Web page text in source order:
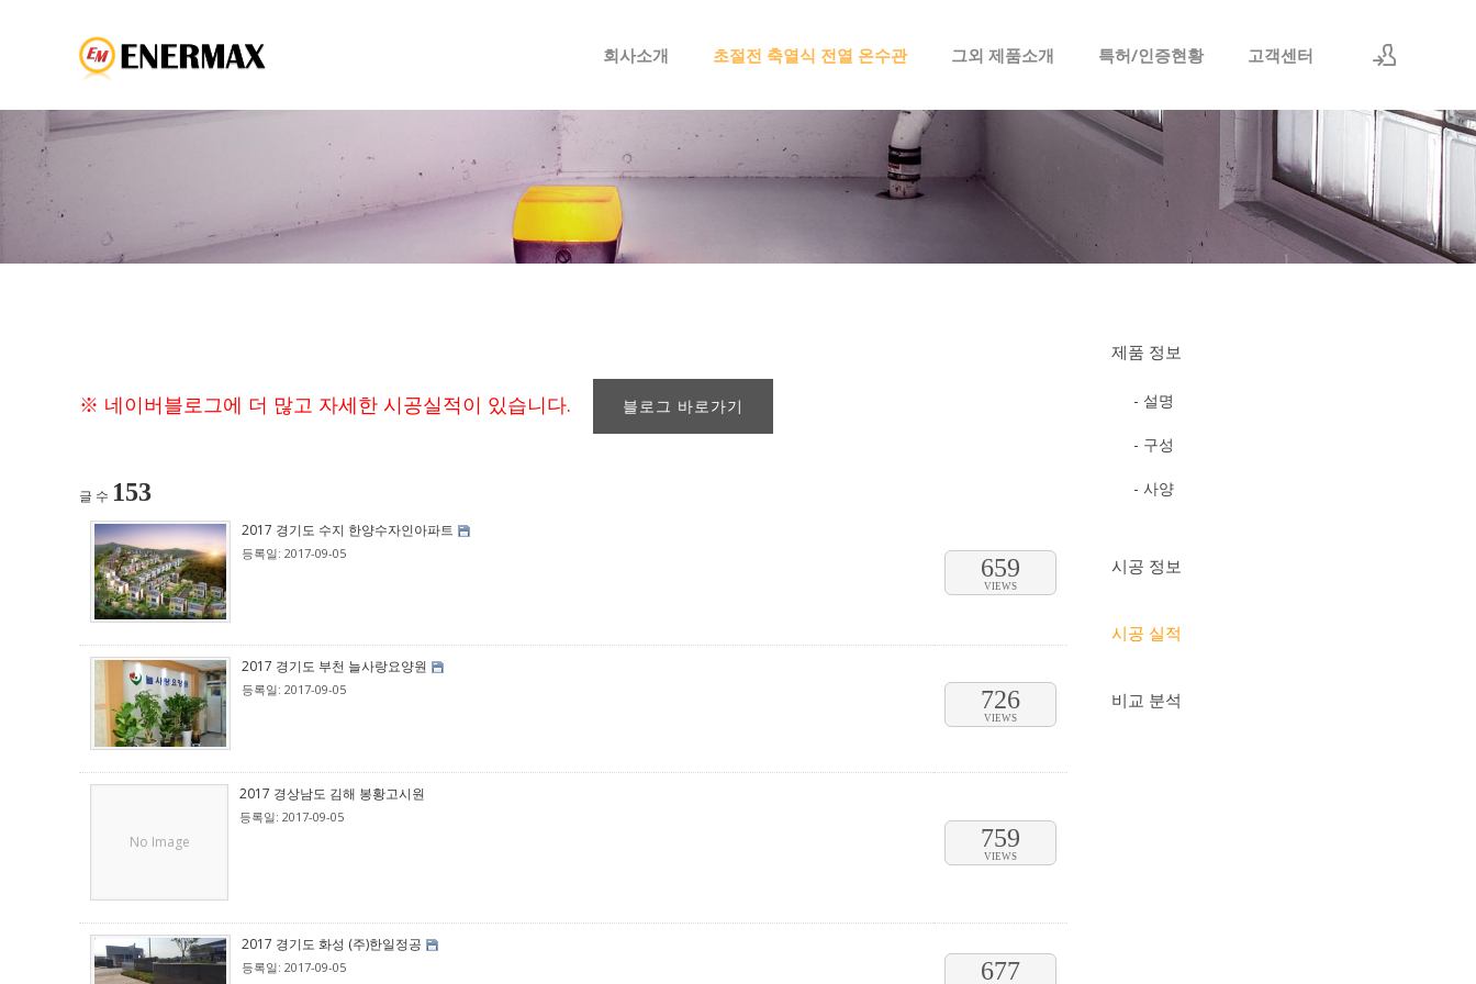
로그인
회원가입
회사소개 초절전 축열식 전열 온수관 그외 제품소개 특허/인증현황 고객센터
제품 정보
- 설명
- 구성
- 사양
시공 정보
시공 실적
비교 분석
※ 네이버블로그에 더 많고 자세한 시공실적이 있습니다. 블로그 바로가기
글 수 153
2017 경기도 수지 한양수자인아파트
등록일: 2017-09-05
659
VIEWS
2017 경기도 부천 늘사랑요양원
등록일: 2017-09-05 726
VIEWS
No Image
2017 경상남도 김해 봉황고시원
등록일: 2017-09-05
759
VIEWS
2017 경기도 화성 (주)한일정공
등록일: 2017-09-05 677